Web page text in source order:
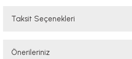
Taksit Seçenekleri
Önerileriniz